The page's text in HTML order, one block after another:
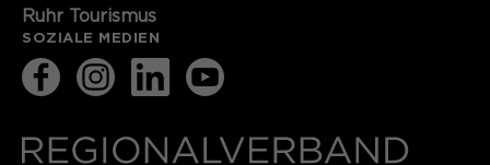
Ruhr Tourismus
SOZIALE MEDIEN